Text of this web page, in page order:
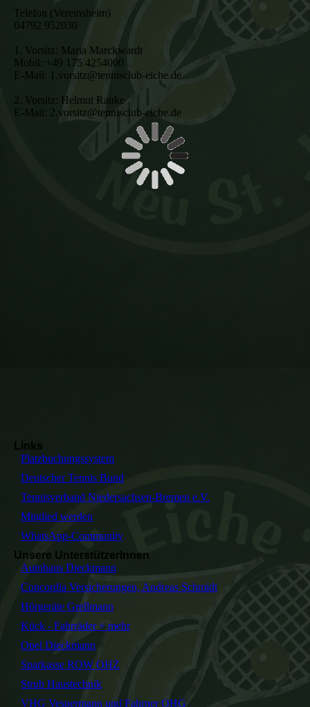
Telefon (Vereinsheim)
04792 952030
1. Vorsitz: Maria Marckwardt
Mobil: +49 175 4254000
E-Mail: 1.vorsitz@tennisclub-eiche.de
2. Vorsitz: Helmut Ranke
E-Mail: 2.vorsitz@tennisclub-eiche.de
Links
Platzbuchungssystem
Deutscher Tennis Bund
Tennisverband Niedersachsen-Bremen e.V.
Mitglied werden
WhatsApp-Community
Unsere UnterstützerInnen
Autohaus Dieckmann
Concordia Versicherungen, Andreas Schmidt
Hörgeräte Grellmann
Kück - Fahrräder + mehr
Opel Dieckmann
Sparkasse ROW OHZ
Strub Haustechnik
VHG Vespermann und Fahrner OHG